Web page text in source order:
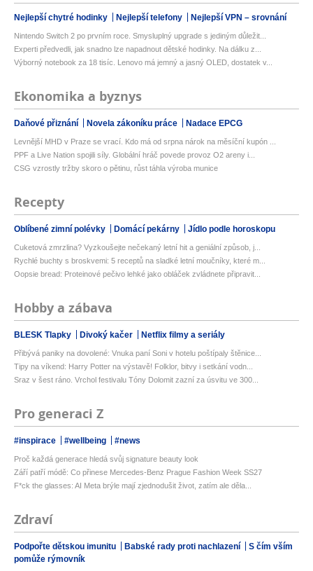
Nejlepší chytré hodinky Nejlepší telefony Nejlepší VPN – srovnání
Nintendo Switch 2 po prvním roce. Smysluplný upgrade s jediným důležit...
Experti předvedli, jak snadno lze napadnout dětské hodinky. Na dálku z...
Výborný notebook za 18 tisíc. Lenovo má jemný a jasný OLED, dostatek v...
Ekonomika a byznys
Daňové přiznání Novela zákoníku práce Nadace EPCG
Levnější MHD v Praze se vrací. Kdo má od srpna nárok na měsíční kupón ...
PPF a Live Nation spojili síly. Globální hráč povede provoz O2 areny i...
CSG vzrostly tržby skoro o pětinu, růst táhla výroba munice
Recepty
Oblíbené zimní polévky Domácí pekárny Jídlo podle horoskopu
Cuketová zmrzlina? Vyzkoušejte nečekaný letní hit a geniální způsob, j...
Rychlé buchty s broskvemi: 5 receptů na sladké letní moučníky, které m...
Oopsie bread: Proteinové pečivo lehké jako obláček zvládnete připravit...
Hobby a zábava
BLESK Tlapky Divoký kačer Netflix filmy a seriály
Přibývá paniky na dovolené: Vnuka paní Soni v hotelu poštípaly štěnice...
Tipy na víkend: Harry Potter na výstavě! Folklor, bitvy i setkání vodn...
Sraz v šest ráno. Vrchol festivalu Tóny Dolomit zazní za úsvitu ve 300...
Pro generaci Z
#inspirace #wellbeing #news
Proč každá generace hledá svůj signature beauty look
Září patří módě: Co přinese Mercedes-Benz Prague Fashion Week SS27
F*ck the glasses: AI Meta brýle mají zjednodušit život, zatím ale děla...
Zdraví
Podpořte dětskou imunitu Babské rady proti nachlazení
S čím vším
pomůže rýmovník